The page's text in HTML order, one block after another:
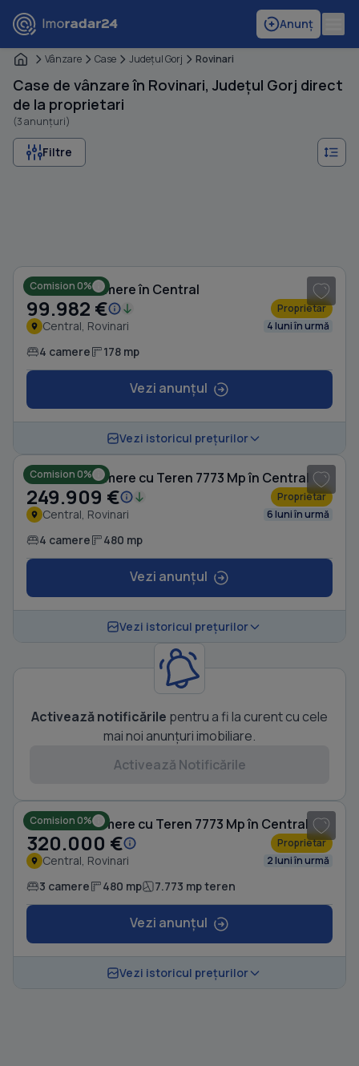
Anunț
Vânzare Case Judeţul Gorj Rovinari
Case de vânzare în Rovinari, Județul Gorj direct
de la proprietari
(3 anunțuri)
Filtre
Comision 0%
Casă cu 4 camere în Central
99.982 € Proprietar
Central, Rovinari 4 luni în urmă
4 camere 178 mp
Vezi anunțul
Vezi istoricul prețurilor
Comision 0%
Casă cu 4 camere cu Teren 7773 Mp în Central
249.909 € Proprietar
Central, Rovinari 6 luni în urmă
4 camere 480 mp
Vezi anunțul
Vezi istoricul prețurilor
Activează notificările pentru a fi la curent cu cele
mai noi anunțuri imobiliare.
Activează Notificările
Comision 0%
Casă cu 3 camere cu Teren 7773 Mp în Central
320.000 € Proprietar
Central, Rovinari 2 luni în urmă
3 camere 480 mp 7.773 mp teren
Vezi anunțul
Vezi istoricul prețurilor